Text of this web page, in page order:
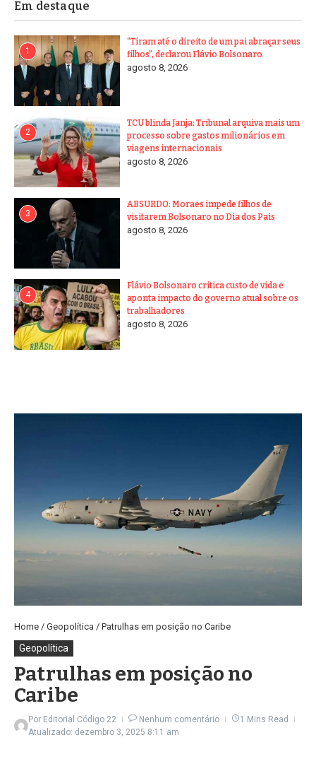
Em destaque
1
“Tiram até o direito de um pai abraçar seus
filhos”, declarou Flávio Bolsonaro
agosto 8, 2026
2
TCU blinda Janja: Tribunal arquiva mais um
processo sobre gastos milionários em
viagens internacionais
agosto 8, 2026
3
ABSURDO: Moraes impede filhos de
visitarem Bolsonaro no Dia dos Pais
agosto 8, 2026
4
Flávio Bolsonaro critica custo de vida e
aponta impacto do governo atual sobre os
trabalhadores
agosto 8, 2026
Home / Geopolítica / Patrulhas em posição no Caribe
Geopolítica
Patrulhas em posição no
Caribe
Por Editorial Código 22 Nenhum comentário
1 Mins Read
Atualizado: dezembro 3, 2025 8:11 am